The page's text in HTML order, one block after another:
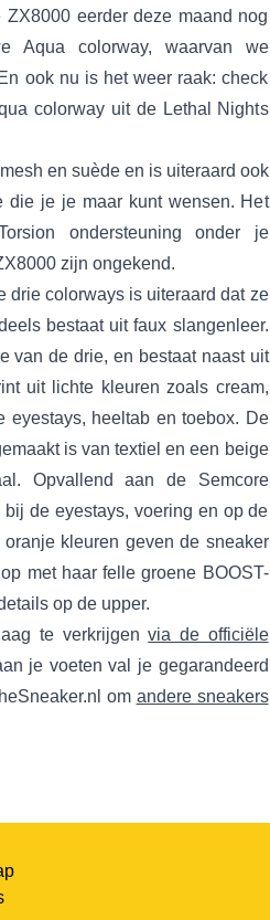
eerder deze maand nog
Aqua colorway, waarvan we
ook nu is het weer raak: check
colorway uit de Lethal Nights
en suède en is uiteraard ook
die je je maar kunt wensen. Het
ondersteuning onder je
zijn ongekend.
drie colorways is uiteraard dat ze
bestaat uit faux slangenleer.
van de drie, en bestaat naast uit
uit lichte kleuren zoals cream,
eyestays, heeltab en toebox. De
is van textiel en een beige
Opvallend aan de Semcore
de eyestays, voering en op de
kleuren geven de sneaker
met haar felle groene BOOST-
op de upper.
te verkrijgenvia de officiële
je voeten val je gegarandeerd
om andere sneakers